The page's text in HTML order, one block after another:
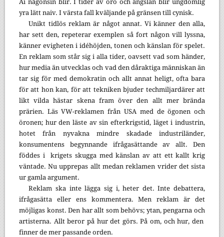
Ai någonsin blir. I tider av oro och ängslan blir ungdomlig
yra lätt naiv. I värsta fall kväljande på gränsen till cynisk.
Unikt tidlös reklam är något annat. Vi känner den alla,
har sett den, repeterar exemplen så fort någon vill lyssna,
känner evigheten i idéhöjden, tonen och känslan för spelet.
En reklam som står sig i alla tider, oavsett vad som händer,
hur media än utvecklas och vad den dåraktiga människan än
tar sig för med demokratin och allt annat heligt, ofta bara
för att hon kan, för att tekniken bjuder techmiljardärer att
likt vilda hästar skena fram över den allt mer brända
prärien. Läs VW-reklamen från USA med de ögonen och
öronen; hur den läste av sin efterkrigstid, läget i industrin,
hotet från nyvakna mindre skadade industriländer,
konsumentens begynnande ifrågasättande av allt. Den
föddes i
krigets skugga med känslan av att ett kallt krig
väntade. Nu upprepas allt medan reklamen vrider det sista
ur gamla argument.
Reklam ska inte lägga sig i, heter det. Inte debattera,
ifrågasätta eller ens kommentera. Men reklam är det
möjligas konst. Den har allt som behövs; ytan, pengarna och
artisterna. Allt beror på hur det görs. På om, och hur, den
finner de mer passande orden.